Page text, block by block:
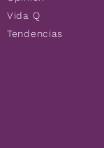
Vida Q
Tendencias